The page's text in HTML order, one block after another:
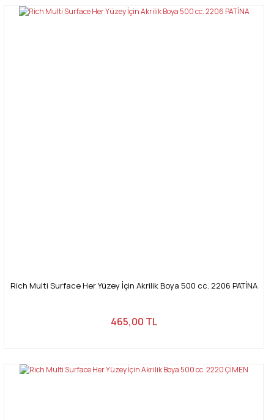
Rich Multi Surface Her Yüzey İçin Akrilik Boya 500 cc. 2206 PATİNA
465,00 TL